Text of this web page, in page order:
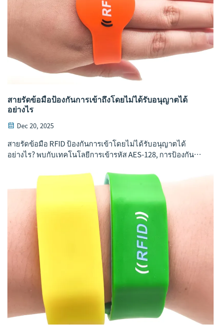
สายรัดข้อมือป้องกันการเข้าถึงโดยไม่ได้รับอนุญาตได้
อย่างไร
Dec 20, 2025
สายรัดข้อมือ RFID ป้องกันการเข้าโดยไม่ได้รับอนุญาตได้
อย่างไร? พบกับเทคโนโลยีการเข้ารหัส AES-128, การป้องกัน
ควบคุมการเข้าถึงแบบเรียลไทม์ ปกป้องงานของคุณได้ทันที